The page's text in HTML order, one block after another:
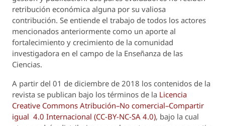
retribución económica alguna por su valiosa
contribución. Se entiende el trabajo de todos los actores
mencionados anteriormente como un aporte al
fortalecimiento y crecimiento de la comunidad
investigadora en el campo de la Enseñanza de las
Ciencias.
A partir del 01 de diciembre de 2018 los contenidos de la
revista se publican bajo los términos de la Licencia
Creative Commons Atribución–No comercial–Compartir
igual 4.0 Internacional (CC-BY-NC-SA 4.0), bajo la cual